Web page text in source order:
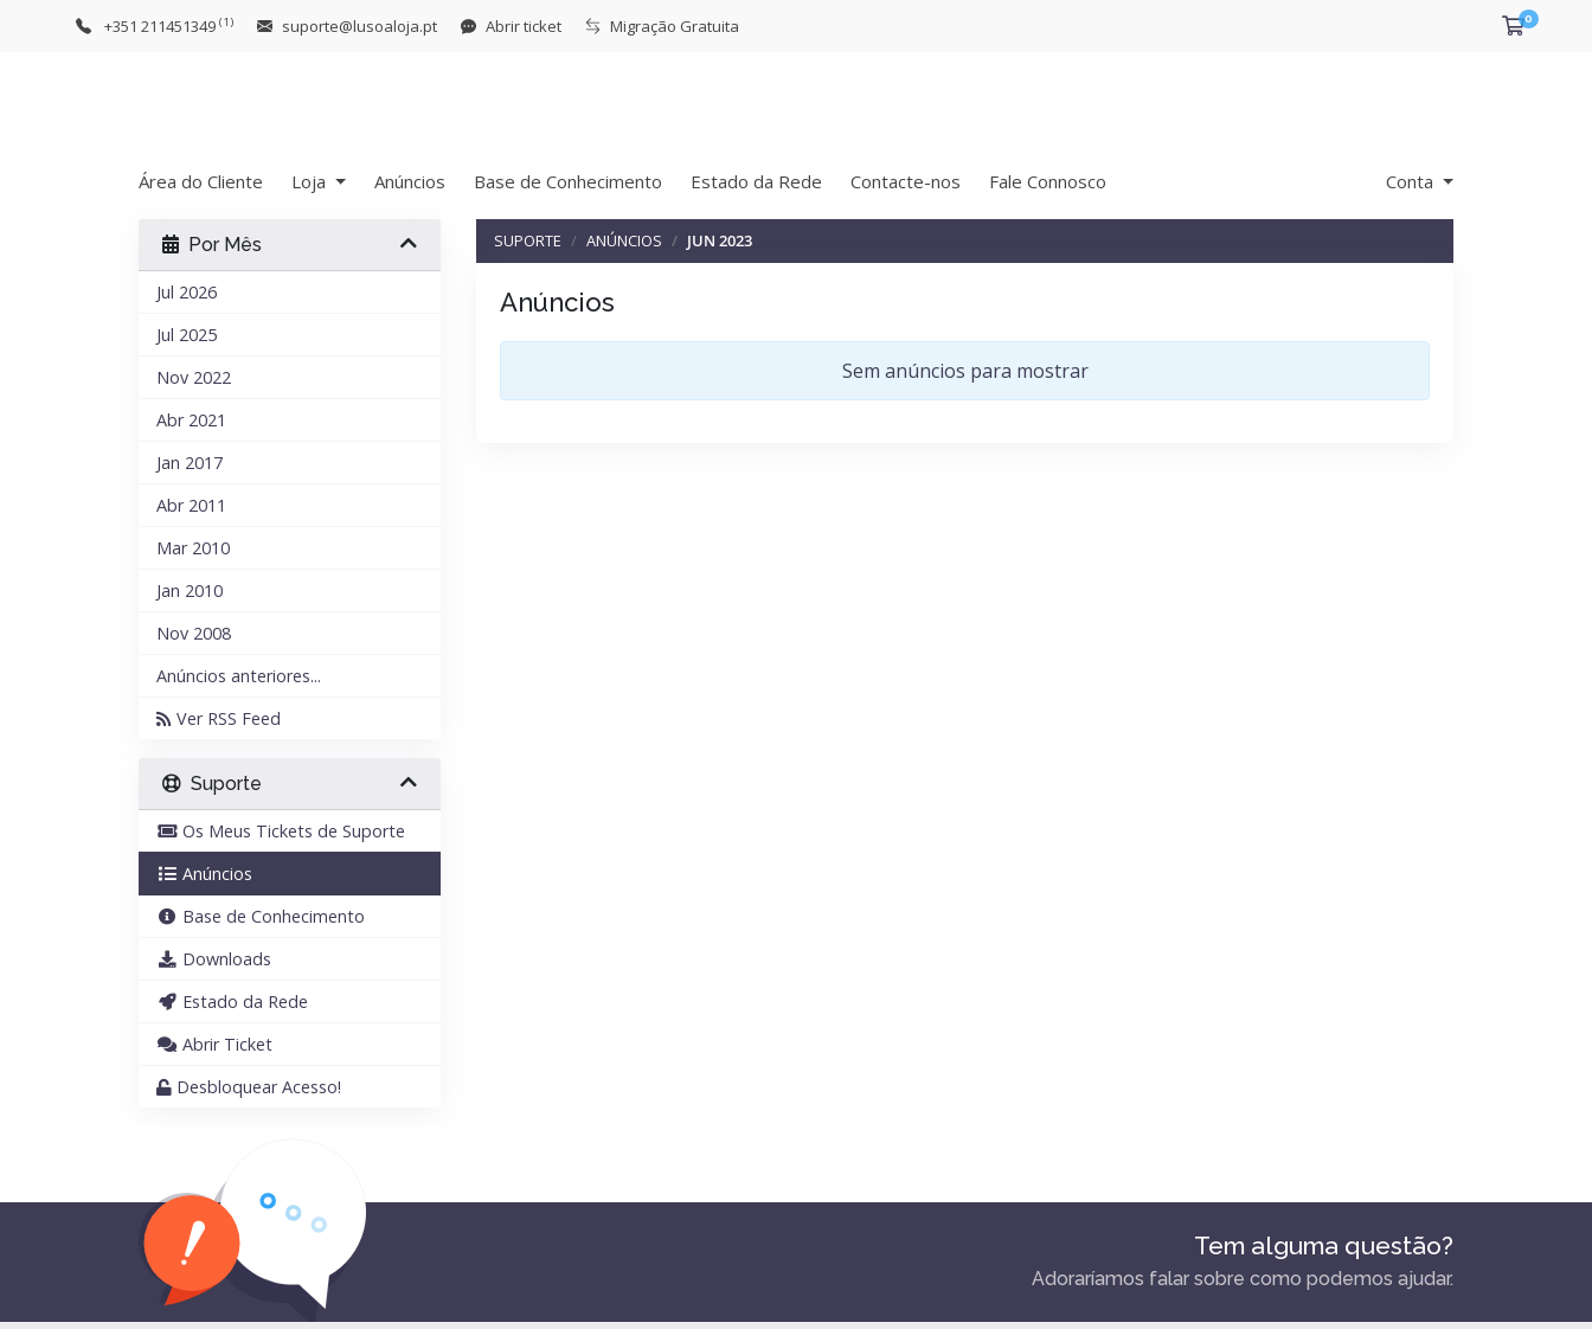
+351 211451349 (1) suporte@lusoaloja.pt Abrir ticket Migração Gratuita 0
Área do Cliente Loja Anúncios Base de Conhecimento Estado da Rede Contacte-nos Fale Connosco Conta
Por Mês
Jul 2026
Jul 2025
Nov 2022
Abr 2021
Jan 2017
Abr 2011
Mar 2010
Jan 2010
Nov 2008
Anúncios anteriores...
Ver RSS Feed
Suporte
Os Meus Tickets de Suporte
Anúncios
Base de Conhecimento
Downloads
Estado da Rede
Abrir Ticket
Desbloquear Acesso!
SUPORTE ANÚNCIOS JUN 2023
Anúncios
Sem anúncios para mostrar
Tem alguma questão?
Adoraríamos falar sobre como podemos ajudar.